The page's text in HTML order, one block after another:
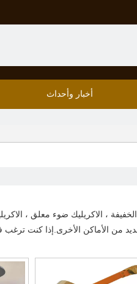
أخبار وأحداث
، الاكريليك ضوء معلق ،
من الأماكن الأخرى.إذا كنت ترغب